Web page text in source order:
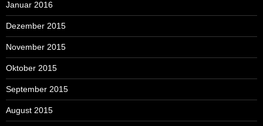
Januar 2016
Dezember 2015
November 2015
Oktober 2015
September 2015
August 2015